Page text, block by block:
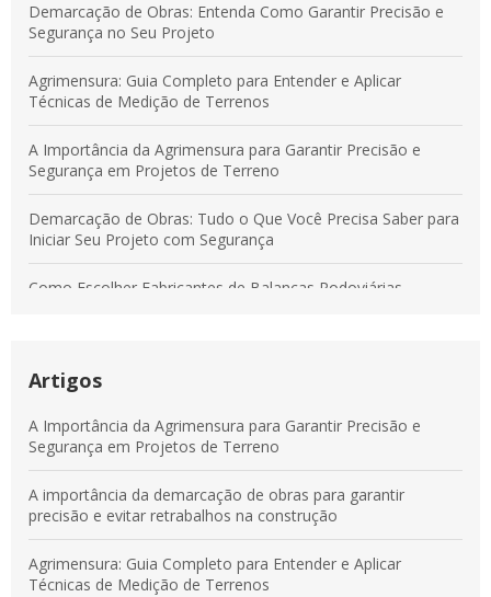
Demarcação de Obras: Entenda Como Garantir Precisão e
Segurança no Seu Projeto
Agrimensura: Guia Completo para Entender e Aplicar
Técnicas de Medição de Terrenos
A Importância da Agrimensura para Garantir Precisão e
Segurança em Projetos de Terreno
Demarcação de Obras: Tudo o Que Você Precisa Saber para
Iniciar Seu Projeto com Segurança
Como Escolher Fabricantes de Balanças Rodoviárias
Garantir Precisão
Serviços de Agrimensura: Entenda Como Garantir Precisão e
Segurança em Projetos Territoriais
Demarcação de Obras: Guia Completo para Garantir a
Eficiência e Segurança do Seu Projeto
Artigos
A Importância da Agrimensura para Garantir Precisão e
Segurança em Projetos de Terreno
A importância da demarcação de obras para garantir
precisão e evitar retrabalhos na construção
Agrimensura: Guia Completo para Entender e Aplicar
Técnicas de Medição de Terrenos